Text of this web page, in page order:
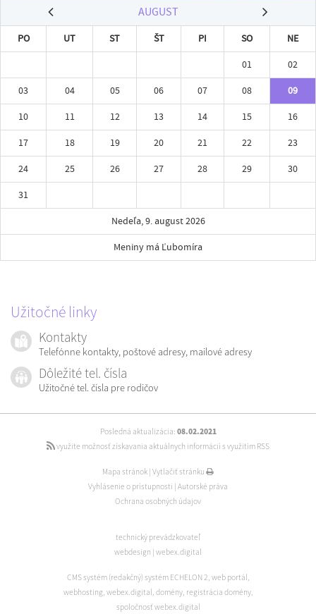
AUGUST
PO UT ST ŠT PI SO
NE
01
02
03
04 05 06 07 08
09
10
11 12 13 14 15
16
17
18 19 20 21 22
23
24
25 26 27 28 29
30
31
Nedeľa, 9. august 2026
Meniny má Ľubomíra
Užitočné linky
Kontakty
Telefónne kontakty, poštové adresy, mailové adresy
Dôležité tel. čísla
Užitočné tel. čísla pre rodičov
Posledná aktualizácia: 08.02.2021
využite možnosť získavania aktuálnych informácií s využitím RSS
Mapa stránok | Vytlačiť stránku
Vyhlásenie o prístupnosti | Autorské práva
Ochrana osobných údajov
technický prevádzkovateľ
webdesign | webex.digital
CMS systém (redakčný) systém ECHELON 2 web portál
webhosting webex.digital domény, registrácia domény,
spoločnosť webex.digital